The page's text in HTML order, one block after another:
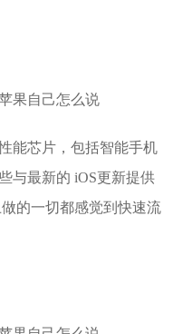
能芯片，包括智能手机
与最新的 iOS更新提供
的一切都感觉到快速流